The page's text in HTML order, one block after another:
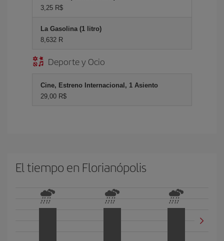
3,25 R$
La Gasolina (1 litro)
8,632 R
Deporte y Ocio
Cine, Estreno Internacional, 1 Asiento
29,00 R$
El tiempo en Florianópolis